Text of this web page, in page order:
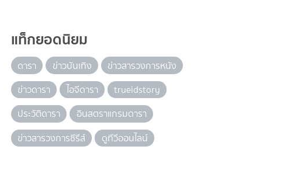
แท็กยอดนิยม
ดารา ข่าวบันเทิง
ข่าวสารวงการหนัง
ข่าวดารา
ไอจีดารา
trueidstory
ประวัติดารา
อินสตราแกรมดารา
ข่าวสารวงการซีรีส์
ดูทีวีออนไลน์